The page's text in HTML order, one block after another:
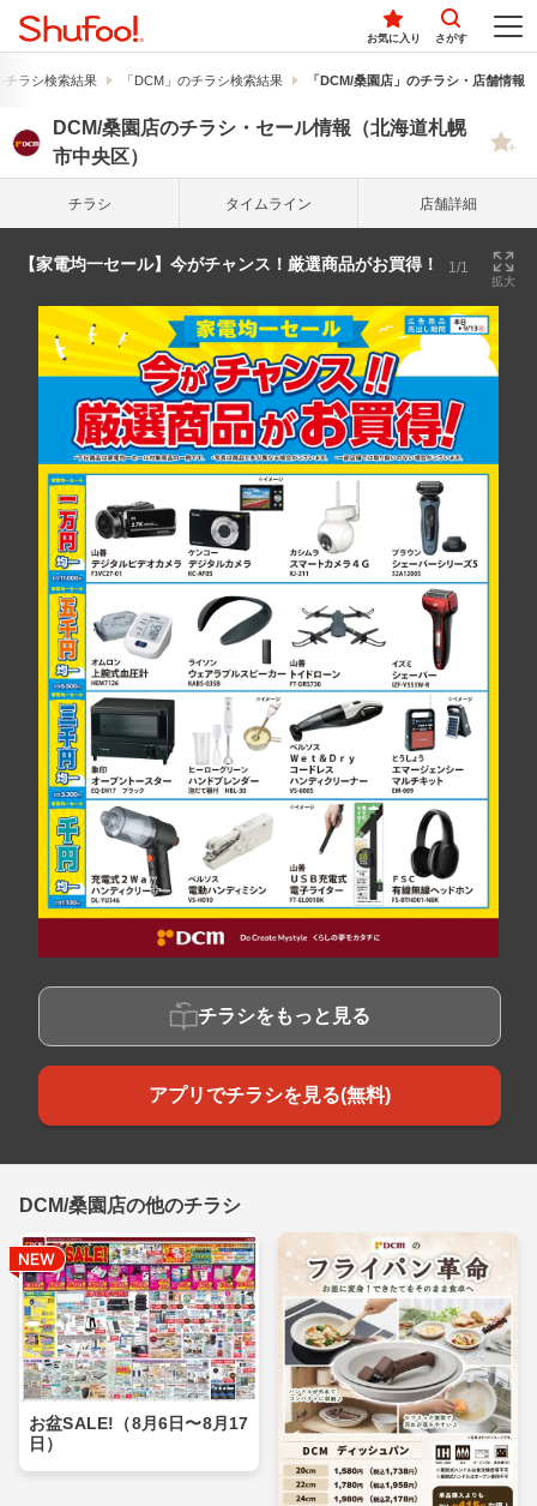
お気に入り さがす
チラシ検索結果 「DCM」のチラシ検索結果 「DCM/桑園店」のチラシ・店舗情報
DCM/桑園店のチラシ・セール情報（北海道札幌
市中央区）
チラシ タイム ライン 店舗詳細
【家電均一セール】今がチャンス！厳選商品がお買得！ 1/1
拡大
チラシをもっと見る
アプリでチラシを見る(無料)
DCM/桑園店の他のチラシ
お盆SALE!（8月6日〜8月17
日）